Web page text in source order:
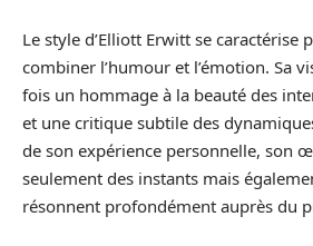
Le style d’Elliott Erwitt se caractérise
combiner l’humour et l’émotion. Sa
fois un hommage à la beauté des
et une critique subtile des
de son expérience personnelle, son
seulement des instants mais
résonnent profondément auprès du